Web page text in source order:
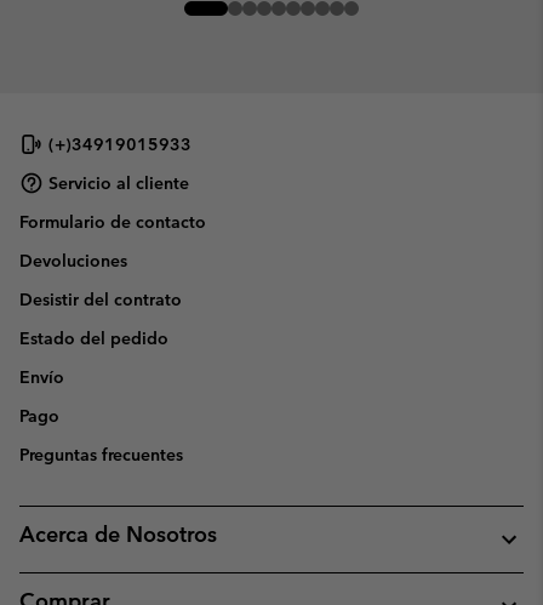
(+)34919015933
Servicio al cliente
Formulario de contacto
Devoluciones
Desistir del contrato
Estado del pedido
Envío
Pago
Preguntas frecuentes
Acerca de Nosotros